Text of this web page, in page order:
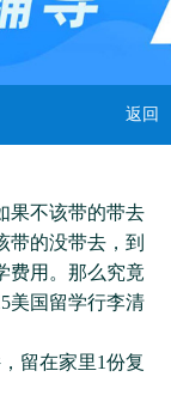
返回
不该带的带去
带的没带去，到
费用。那么究竟
美国留学行李清
留在家里1份复